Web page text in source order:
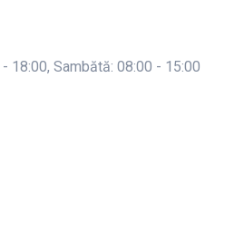
18:00, Sambătă: 08:00 - 15:00